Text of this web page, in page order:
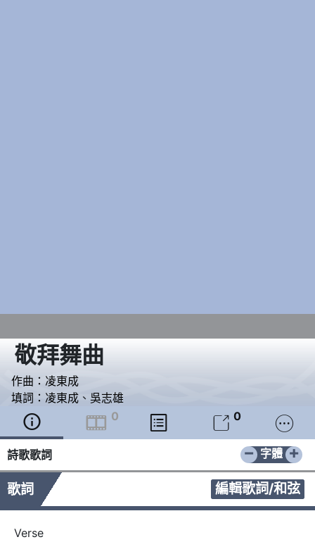
敬拜舞曲
作曲： 凌東成
填詞： 凌東成 、 吳志雄
  0   0 
詩歌歌詞 − +
字體
歌詞 編輯歌詞/和弦
Verse